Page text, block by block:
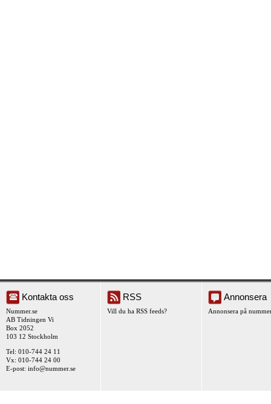
Kontakta oss
Nummer.se
AB Tidningen Vi
Box 2052
103 12 Stockholm
Tel: 010-744 24 11
Vx: 010-744 24 00
E-post: info@nummer.se
RSS
Vill du ha RSS feeds?
Annonsera
Annonsera på